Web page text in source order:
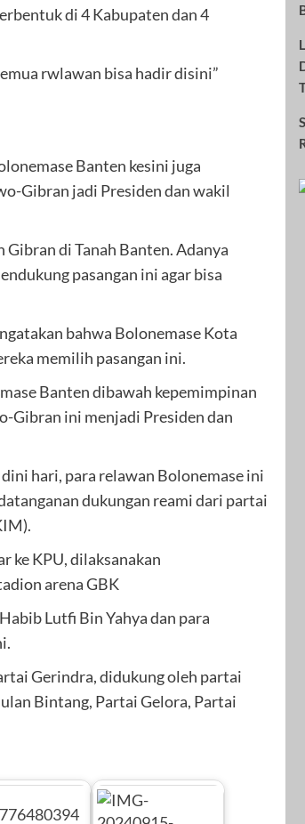
di 4 Kabupaten dan 4
rwlawan bisa hadir disini”
Banten kesini juga
Gibran jadi Presiden dan wakil
di Tanah Banten. Adanya
pasangan ini agar bisa
bahwa Bolonemase Kota
memilih pasangan ini.
Banten dibawah kepemimpinan
Gibran ini menjadi Presiden dan
hari, para relawan Bolonemase ini
dukungan reami dari partai
ke KPU, dilaksanakan
arena GBK
Lutfi Bin Yahya dan para
Gerindra, didukung oleh partai
Bintang, Partai Gelora, Partai